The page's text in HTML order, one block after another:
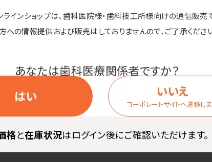
ラインショップは、歯科医院様・歯科技工所様向けの通信販売
への情報提供および販売はしておりませんので、ご了承くださ
あなたは歯科医療関係者ですか？
はい
いいえ
コーポレートサイトへ遷移し
格と在庫状況はログイン後にご確認いただけます。
266－050（1
本入）
価格はログイン後表
商品詳細